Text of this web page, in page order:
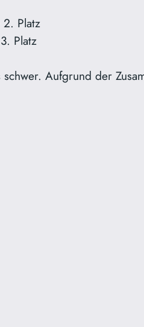
2. Platz
Platz
schwer. Aufgrund der